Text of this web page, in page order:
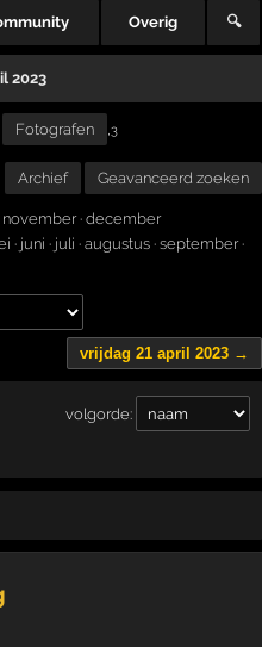
Overig 🔍
2023
Fotografen ,3
Archief Geavanceerd zoeken
november· december
· juni · juli · augustus · september·
vrijdag 21 april 2023 →
volgorde: